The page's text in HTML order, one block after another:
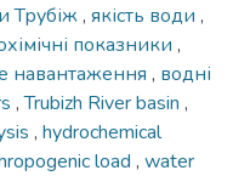
Трубіж, якість води ,
показники ,
навантаження , водні
,Trubizh River basin ,
, hydrochemical
load , water